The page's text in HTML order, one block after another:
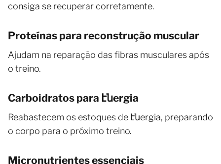
consiga se recuperar corretamente.
Proteínas para reconstrução muscular
Ajudam na reparação das fibras musculares após
o treino.
Carboidratos para էնergia
Reabastecem os estoques de էնergia, preparando
o corpo para o próximo treino.
Micronutrientes essenciais